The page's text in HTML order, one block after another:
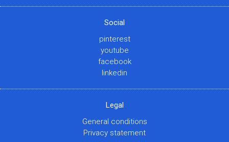
Social
pinterest
youtube
facebook
linkedin
Legal
General conditions
Privacy statement